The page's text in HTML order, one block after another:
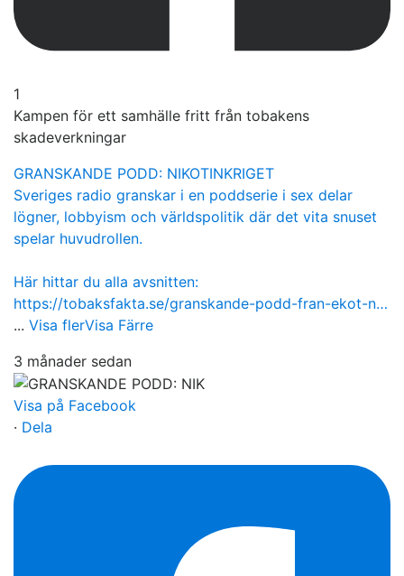
1
Kampen för ett samhälle fritt från tobakens
skadeverkningar
GRANSKANDE PODD: NIKOTINKRIGET
Sveriges radio granskar i en poddserie i sex delar
lögner, lobbyism och världspolitik där det vita snuset
spelar huvudrollen.
Här hittar du alla avsnitten:
https://tobaksfakta.se/granskande-podd-fran-ekot-n…
... Visa flerVisa Färre
3 månader sedan
Visa på Facebook
· Dela